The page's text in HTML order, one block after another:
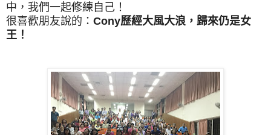
中，我們一起修練自己！
很喜歡朋友說的： Cony歷經大風大浪，歸來仍是女
王！